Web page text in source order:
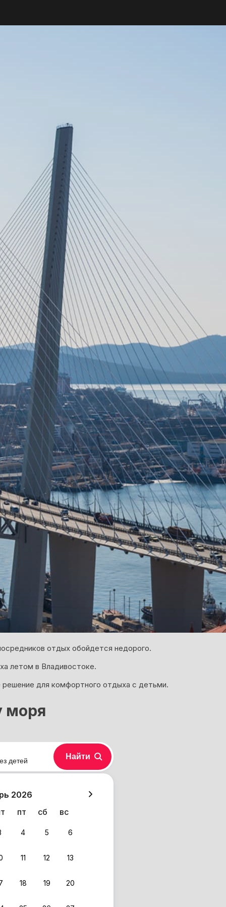
отдых обойдется недорого.
летом в Владивостоке.
для комфортного отдыха с детьми.
моря
2026
пт сб вс
4 5 6
11 12 13
18 19 20
детей Найти